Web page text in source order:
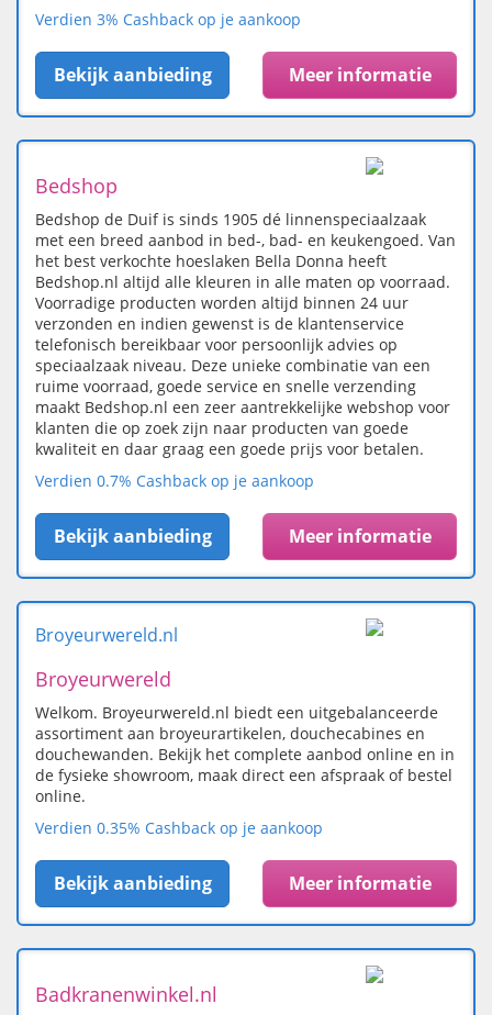
Verdien 3% Cashback op je aankoop
Bekijk aanbieding Meer informatie
Bedshop
Bedshop de Duif is sinds 1905 dé linnenspeciaalzaak
met een breed aanbod in bed-, bad- en keukengoed. Van
het best verkochte hoeslaken Bella Donna heeft
Bedshop.nl altijd alle kleuren in alle maten op voorraad.
Voorradige producten worden altijd binnen 24 uur
verzonden en indien gewenst is de klantenservice
telefonisch bereikbaar voor persoonlijk advies op
speciaalzaak niveau. Deze unieke combinatie van een
ruime voorraad, goede service en snelle verzending
maakt Bedshop.nl een zeer aantrekkelijke webshop voor
klanten die op zoek zijn naar producten van goede
kwaliteit en daar graag een goede prijs voor betalen.
Verdien 0.7% Cashback op je aankoop
Bekijk aanbieding Meer informatie
Broyeurwereld.nl
Broyeurwereld
Welkom. Broyeurwereld.nl biedt een uitgebalanceerde
assortiment aan broyeurartikelen, douchecabines en
douchewanden. Bekijk het complete aanbod online en in
de fysieke showroom, maak direct een afspraak of bestel
online.
Verdien 0.35% Cashback op je aankoop
Bekijk aanbieding Meer informatie
Badkranenwinkel.nl